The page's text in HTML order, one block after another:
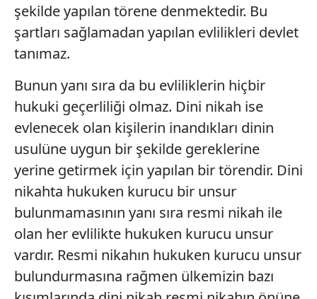
şekilde yapılan törene denmektedir. Bu
şartları sağlamadan yapılan evlilikleri devlet
tanımaz.
Bunun yanı sıra da bu evliliklerin hiçbir
hukuki geçerliliği olmaz. Dini nikah ise
evlenecek olan kişilerin inandıkları dinin
usulüne uygun bir şekilde gereklerine
yerine getirmek için yapılan bir törendir. Dini
nikahta hukuken kurucu bir unsur
bulunmamasının yanı sıra resmi nikah ile
olan her evlilikte hukuken kurucu unsur
vardır. Resmi nikahın hukuken kurucu unsur
bulundurmasına rağmen ülkemizin bazı